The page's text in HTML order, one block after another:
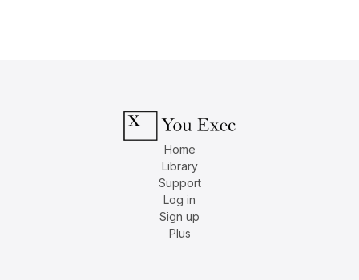
Home
Library
Support
Log in
Sign up
Plus